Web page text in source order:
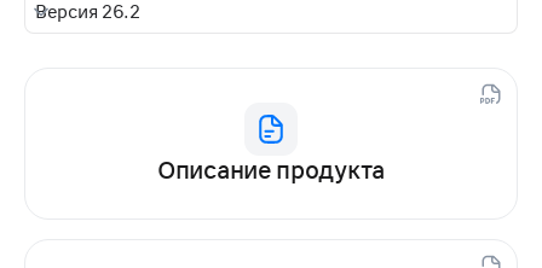
Версия 26.2
Описание продукта